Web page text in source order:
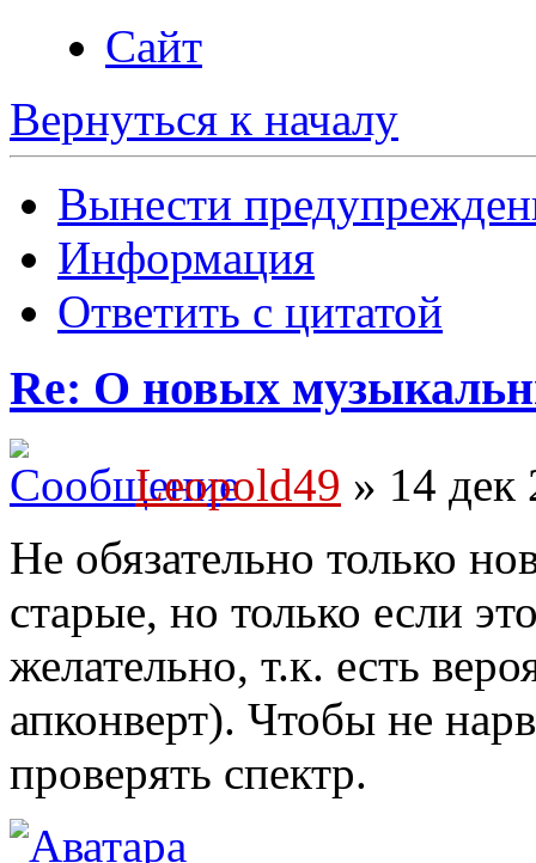
Сайт
Вернуться к началу
Вынести
Информация
Ответить с цитатой
Re: О новых
Leopold49 » 14 дек
Не обязательно только
старые, но только если
желательно, т.к. есть
апконверт). Чтобы не
проверять спектр.